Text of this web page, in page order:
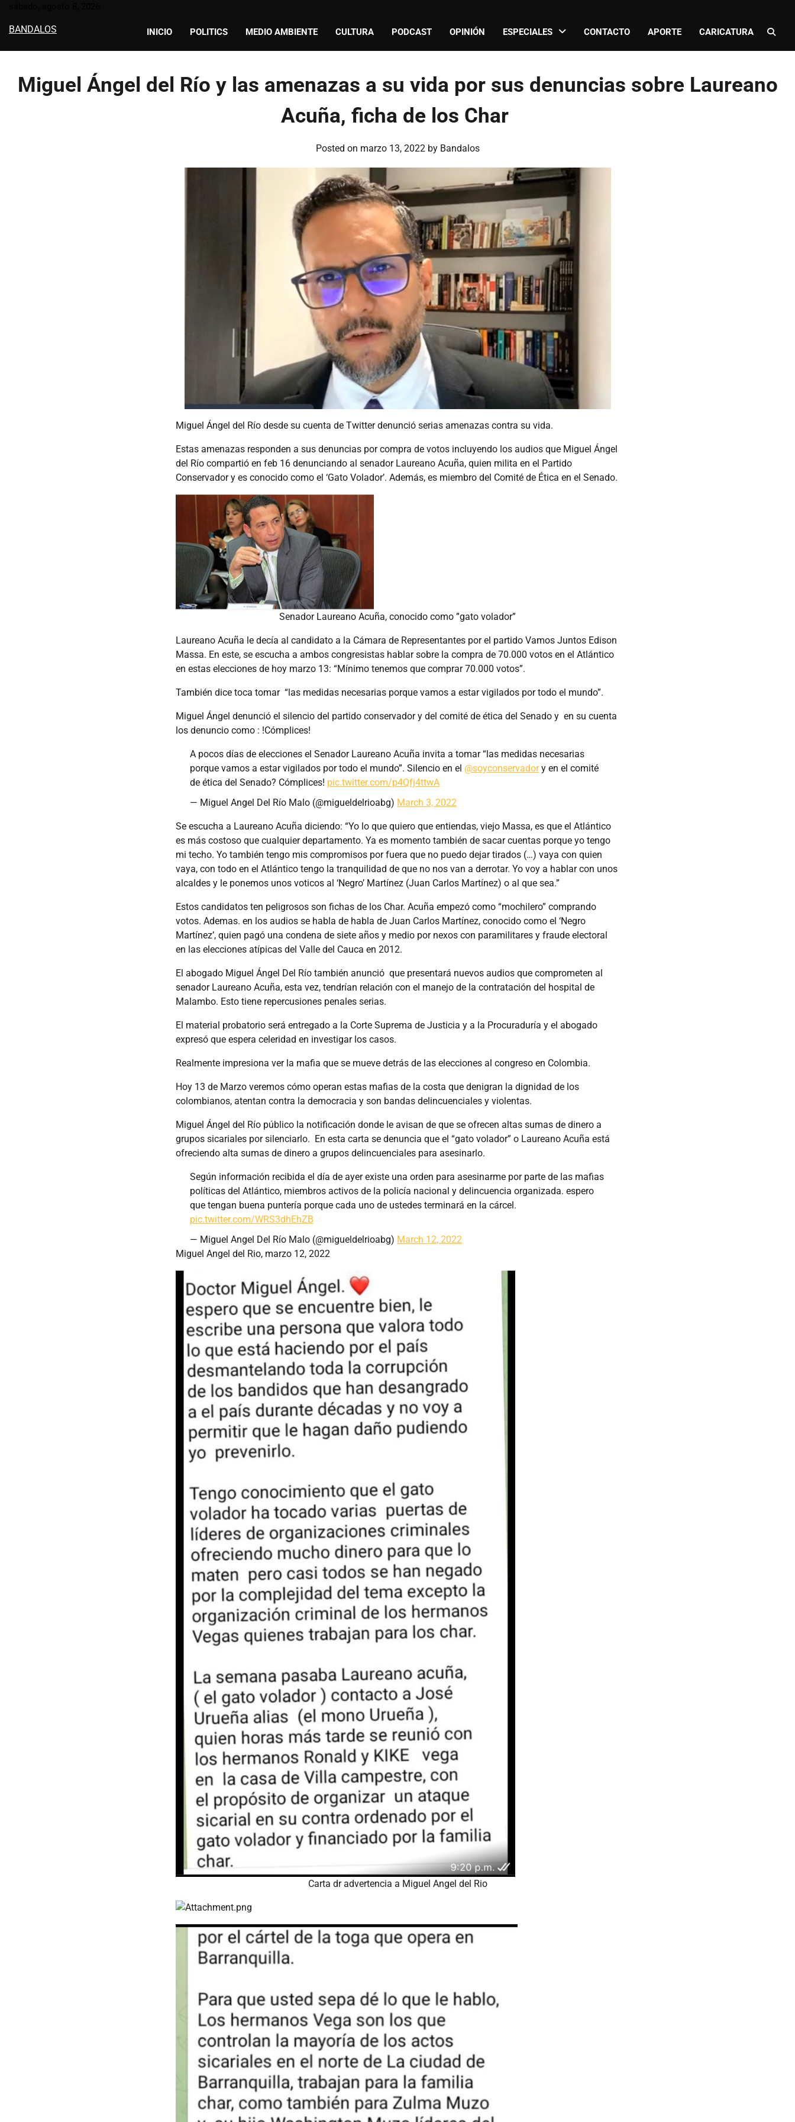
content
BANDALOS INICIO POLITICS MEDIO AMBIENTE CULTURA PODCAST OPINIÓN ESPECIALES CONTACTO APORTE CARICATURA
Miguel Ángel del Río y las amenazas a su vida por sus denuncias sobre Laureano
Acuña, ficha de los Char
Posted on marzo 13, 2022 by Bandalos
Miguel Ángel del Río desde su cuenta de Twitter denunció serias amenazas contra su vida.
Estas amenazas responden a sus denuncias por compra de votos incluyendo los audios que Miguel Ángel
del Río compartió en feb 16 denunciando al senador Laureano Acuña, quien milita en el Partido
Conservador y es conocido como el ‘Gato Volador’. Además, es miembro del Comité de Ética en el Senado.
Senador Laureano Acuña, conocido como ”gato volador”
Laureano Acuña le decía al candidato a la Cámara de Representantes por el partido Vamos Juntos Edison
Massa. En este, se escucha a ambos congresistas hablar sobre la compra de 70.000 votos en el Atlántico
en estas elecciones de hoy marzo 13: “Mínimo tenemos que comprar 70.000 votos”.
También dice toca tomar “las medidas necesarias porque vamos a estar vigilados por todo el mundo”.
Miguel Ángel denunció el silencio del partido conservador y del comité de ética del Senado y en su cuenta
los denuncio como : !Cómplices!
A pocos días de elecciones el Senador Laureano Acuña invita a tomar “las medidas necesarias
porque vamos a estar vigilados por todo el mundo”. Silencio en el ⁦ @soyconservador⁩ y en el comité
de ética del Senado? Cómplices! pic.twitter.com/p4Qfj4ttwA
— Miguel Angel Del Río Malo (@migueldelrioabg) March 3, 2022
Se escucha a Laureano Acuña diciendo: “Yo lo que quiero que entiendas, viejo Massa, es que el Atlántico
es más costoso que cualquier departamento. Ya es momento también de sacar cuentas porque yo tengo
mi techo. Yo también tengo mis compromisos por fuera que no puedo dejar tirados (…) vaya con quien
vaya, con todo en el Atlántico tengo la tranquilidad de que no nos van a derrotar. Yo voy a hablar con unos
alcaldes y le ponemos unos voticos al ‘Negro’ Martínez (Juan Carlos Martínez) o al que sea.”
Estos candidatos ten peligrosos son fichas de los Char. Acuña empezó como “mochilero” comprando
votos. Ademas. en los audios se habla de habla de Juan Carlos Martínez, conocido como el ‘Negro
Martínez’, quien pagó una condena de siete años y medio por nexos con paramilitares y fraude electoral
en las elecciones atípicas del Valle del Cauca en 2012.
El abogado Miguel Ángel Del Río también anunció que presentará nuevos audios que comprometen al
senador Laureano Acuña, esta vez, tendrían relación con el manejo de la contratación del hospital de
Malambo. Esto tiene repercusiones penales serias.
El material probatorio será entregado a la Corte Suprema de Justicia y a la Procuraduría y el abogado
expresó que espera celeridad en investigar los casos.
Realmente impresiona ver la mafia que se mueve detrás de las elecciones al congreso en Colombia.
Hoy 13 de Marzo veremos cómo operan estas mafias de la costa que denigran la dignidad de los
colombianos, atentan contra la democracia y son bandas delincuenciales y violentas.
Miguel Ángel del Río público la notificación donde le avisan de que se ofrecen altas sumas de dinero a
grupos sicariales por silenciarlo. En esta carta se denuncia que el “gato volador” o Laureano Acuña está
ofreciendo alta sumas de dinero a grupos delincuenciales para asesinarlo.
Según información recibida el día de ayer existe una orden para asesinarme por parte de las mafias
políticas del Atlántico, miembros activos de la policía nacional y delincuencia organizada. espero
que tengan buena puntería porque cada uno de ustedes terminará en la cárcel.
pic.twitter.com/WRS3dhEhZB
— Miguel Angel Del Río Malo (@migueldelrioabg) March 12, 2022
Miguel Angel del Rio, marzo 12, 2022
Carta dr advertencia a Miguel Angel del Rio